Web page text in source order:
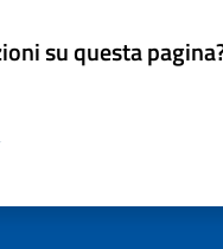
su questa